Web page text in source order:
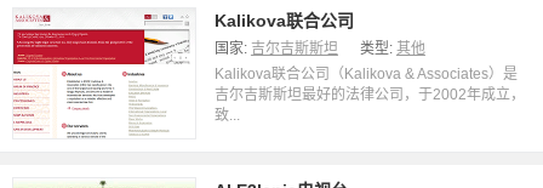
Kalikova联合公司
国家: 吉尔吉斯斯坦 类型: 其他
Kalikova联合公司（Kalikova & Associates）是
吉尔吉斯斯坦最好的法律公司，于2002年成立，
致...